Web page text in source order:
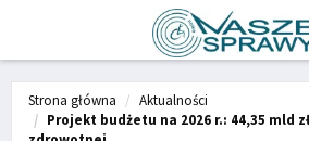
Strona główna
Aktualności
Projekt budżetu na 2026 r.: 44,35 mld